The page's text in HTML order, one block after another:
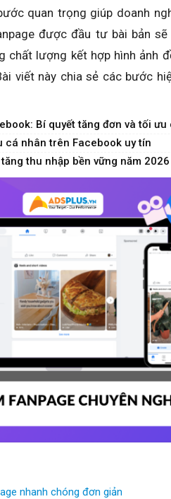
quan trọng giúp doanh
được đầu tư bài bản
chất lượng kết hợp hình ảnh
viết này chia sẻ các bước
Bí quyết tăng đơn và tối ưu
cá nhân trên Facebook uy tín
thu nhập bền vững năm 2026
nhanh chóng đơn giản